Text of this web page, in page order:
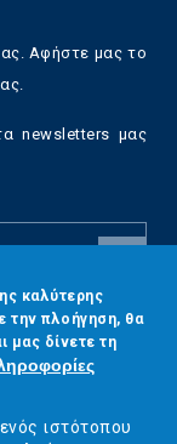
Αφήστε μας το
newsletters μας
καλύτερης
την πλοήγηση, θα
μας δίνετε τη
ιστότοπου